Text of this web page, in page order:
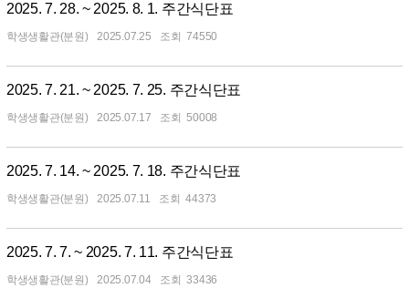
2025. 7. 28. ~ 2025. 8. 1. 주간식단표
학생생활관(분원) 2025.07.25 74550
2025. 7. 21. ~ 2025. 7. 25. 주간식단표
학생생활관(분원) 2025.07.17 50008
2025. 7. 14. ~ 2025. 7. 18. 주간식단표
학생생활관(분원) 2025.07.11 44373
2025. 7. 7. ~ 2025. 7. 11. 주간식단표
학생생활관(분원) 2025.07.04 33436